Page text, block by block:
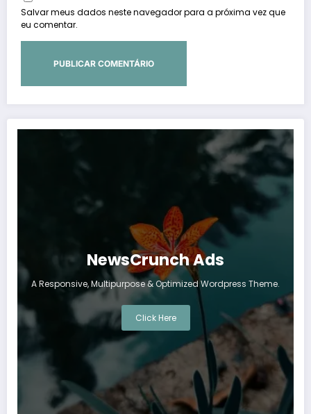
Salvar meus dados neste navegador para a próxima vez que
eu comentar.
NewsCrunch Ads
A Responsive, Multipurpose & Optimized Wordpress Theme.
Click Here